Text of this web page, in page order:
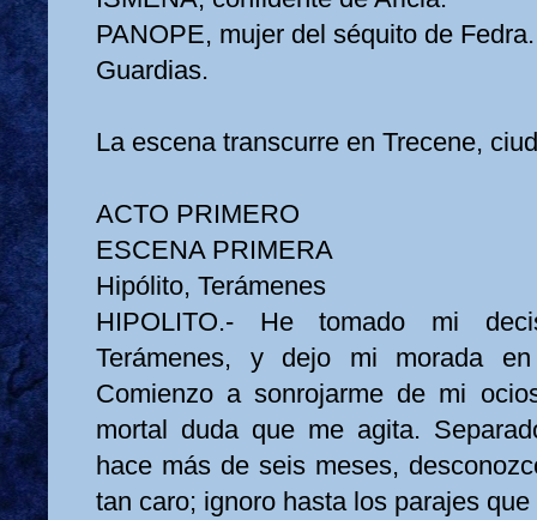
PANOPE, mujer del séquito de Fedra.
Guardias.
La escena transcurre en Trecene,
ACTO PRIMERO
ESCENA PRIMERA
Hipólito, Terámenes
HIPOLITO.- He tomado mi
Terámenes, y dejo mi morada
Comienzo a sonrojarme de mi
mortal duda que me agita.
hace más de seis meses,
tan caro; ignoro hasta los parajes